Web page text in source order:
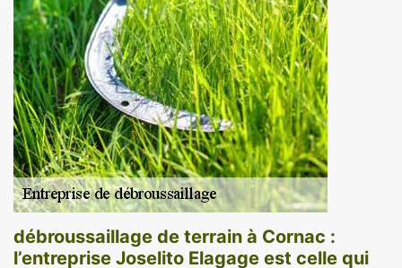
débroussaillage de terrain à Cornac :
l’entreprise Joselito Elagage est celle qui